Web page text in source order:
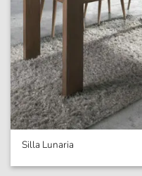
Silla Lunaria